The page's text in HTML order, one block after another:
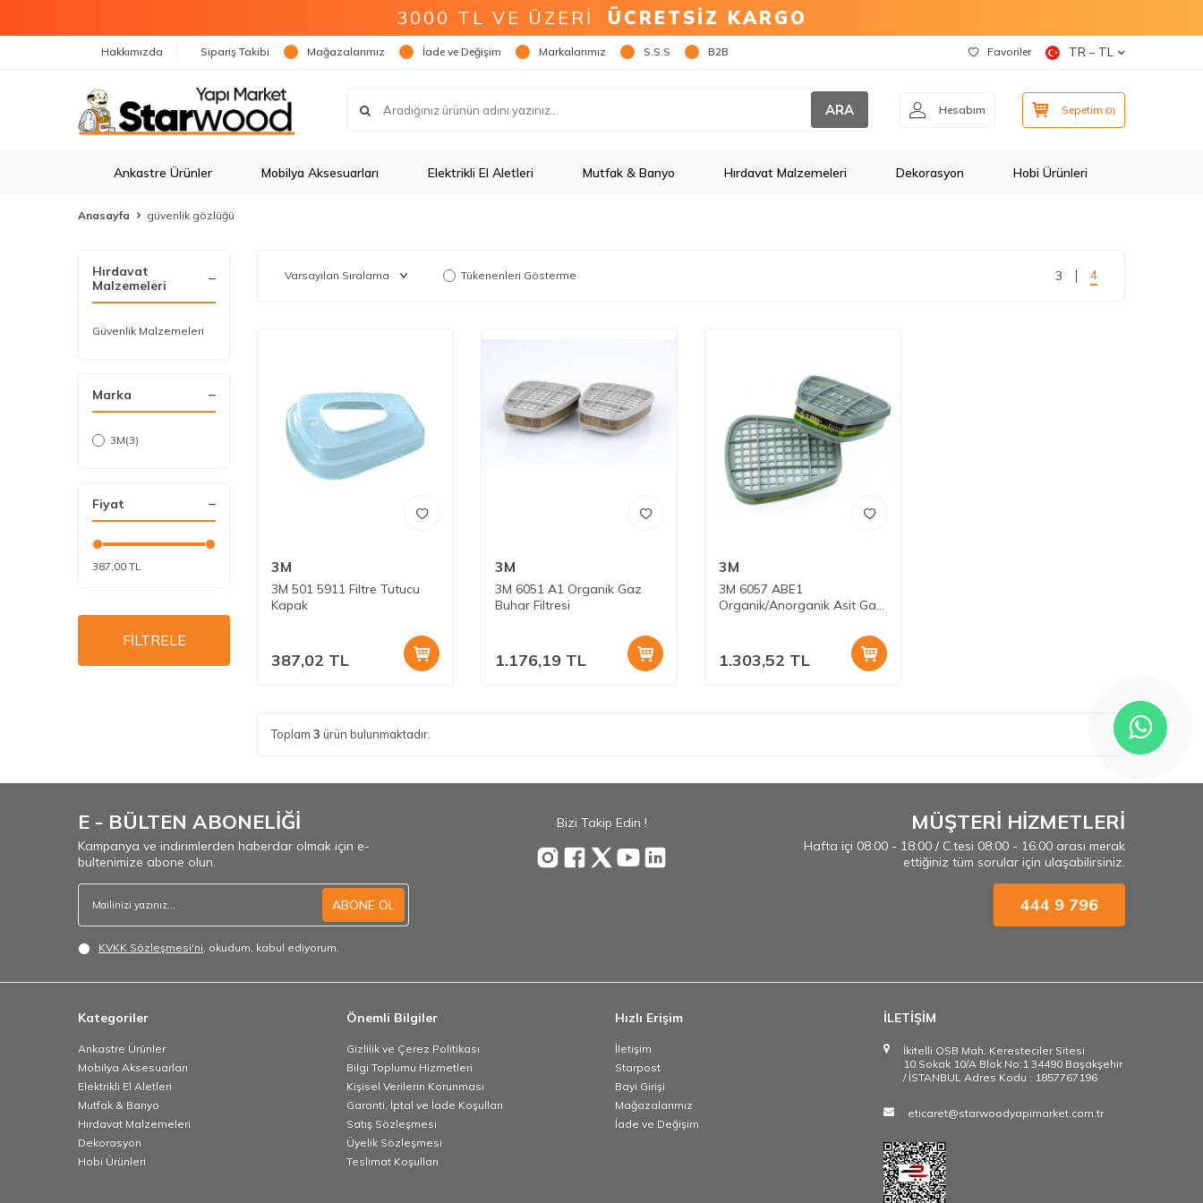
3000 TL VE ÜZERİ ÜCRETSİZ KARGO
Hakkımızda Sipariş Takibi Mağazalarımız İade ve Değişim Markalarımız S.S.S B2B Favoriler TR − TL
ARA Hesabım Sepetim (0)
Ankastre Ürünler Mobilya Aksesuarları Elektrikli El Aletleri Mutfak & Banyo Hırdavat Malzemeleri Dekorasyon Hobi Ürünleri
Anasayfa güvenlik gözlüğü
Hırdavat
Malzemeleri
Güvenlik Malzemeleri
Marka
3M(3)
Fiyat
387,00 TL
FİLTRELE
Tükenenleri Gösterme 3 4
3M
3M 501 5911 Filtre Tutucu
Kapak
387,02 TL
3M
3M 6051 A1 Organik Gaz
Buhar Filtresi
1.176,19 TL
3M
3M 6057 ABE1
Organik/Anorganik Asit Gaz
1.303,52 TL
Toplam 3 ürün bulunmaktadır.
E - BÜLTEN ABONELİĞİ
Kampanya ve indirimlerden haberdar olmak için e-
bültenimize abone olun.
ABONE OL
KVKK Sözleşmesi'ni , okudum, kabul ediyorum.
Bizi Takip Edin ! MÜŞTERİ HİZMETLERİ
Hafta içi 08:00 - 18:00 / C.tesi 08:00 - 16:00 arası merak
ettiğiniz tüm sorular için ulaşabilirsiniz.
444 9 796
Kategoriler
Ankastre Ürünler
Mobilya Aksesuarları
Elektrikli El Aletleri
Mutfak & Banyo
Hırdavat Malzemeleri
Dekorasyon
Hobi Ürünleri
Önemli Bilgiler
Gizlilik ve Çerez Politikası
Bilgi Toplumu Hizmetleri
Kişisel Verilerin Korunması
Garanti, İptal ve İade Koşulları
Satış Sözleşmesi
Üyelik Sözleşmesi
Teslimat Koşulları
Hızlı Erişim
İletişim
Starpost
Bayi Girişi
Mağazalarımız
İade ve Değişim
İLETİŞİM
İkitelli OSB Mah. Keresteciler Sitesi
10.Sokak 10/A Blok No:1 34490 Başakşehir
/ İSTANBUL Adres Kodu : 1857767196
eticaret@starwoodyapimarket.com.tr